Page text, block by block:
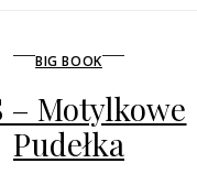
BIG BOOK
– Motylkowe
Pudełka